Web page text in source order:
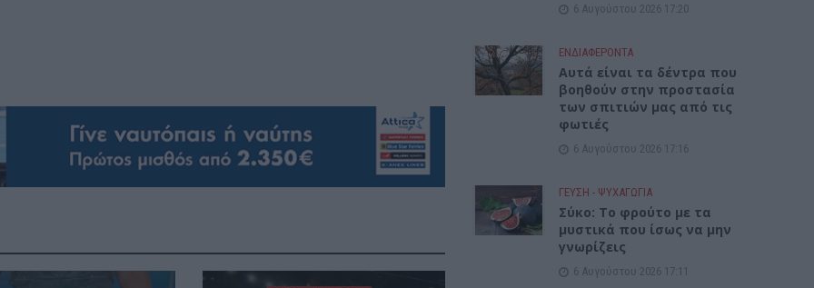
6 Αυγούστου 2026 17:20
ΕΝΔΙΑΦΕΡΟΝΤΑ
Αυτά είναι τα δέντρα που
βοηθούν στην προστασία
των σπιτιών μας από τις
φωτιές
6 Αυγούστου 2026 17:16
ΓΕΎΣΗ - ΨΥΧΑΓΩΓΊΑ
Σύκο: Το φρούτο με τα
μυστικά που ίσως να μην
γνωρίζεις
6 Αυγούστου 2026 17:11